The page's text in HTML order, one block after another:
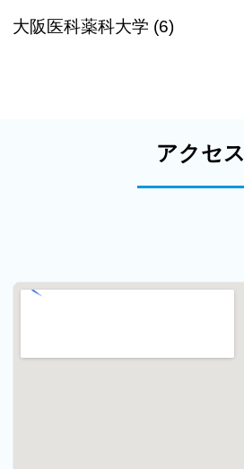
大阪医科薬科大学 (6)
アクセス